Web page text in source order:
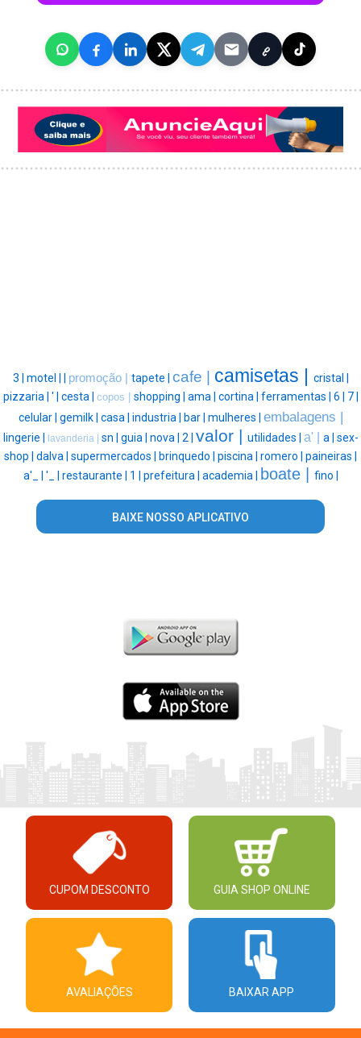
3 | motel | promoção | tapete | cafe | camisetas | cristal |
pizzaria | ' | cesta | copos | shopping | ama | cortina | ferramentas | 6 | 7 |
celular | gemilk | casa | industria | bar | mulheres | embalagens |
lingerie | lavanderia | sn | guia | nova | 2 | valor | utilidades | a' | a | sex-
shop | dalva | supermercados | brinquedo | piscina | romero | paineiras |
a'_ | '_ | restaurante | 1 | prefeitura | academia | boate | fino |
BAIXE NOSSO APLICATIVO
CUPOM DESCONTO GUIA SHOP ONLINE
AVALIAÇÕES BAIXAR APP